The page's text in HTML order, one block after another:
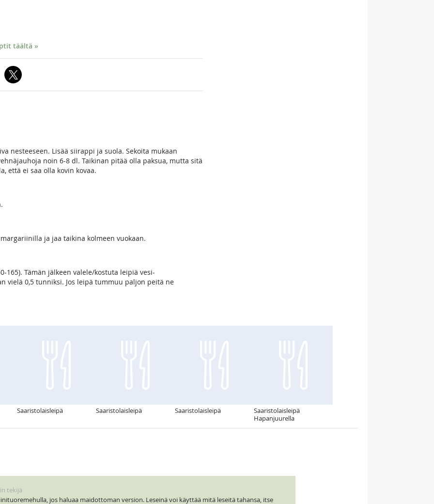
täältä »
nesteeseen. Lisää siirappi ja suola. Sekoita mukaan
noin 6-8 dl. Taikinan pitää olla paksua, mutta sitä
että ei saa olla kovin kovaa.
ja jaa taikina kolmeen vuokaan.
165). Tämän jälkeen valele/kostuta leipiä vesi-
vielä 0,5 tunniksi. Jos leipä tummuu paljon peitä ne
Saaristolaisleipä Saaristolaisleipä Saaristolaisleipä
Saaristolaisleipä
Hapanjuurella
tekijä
jos haluaa maidottoman version. Leseinä voi käyttää mitä leseitä tahansa, itse